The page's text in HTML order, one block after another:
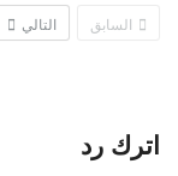
السابق التالي
اترك رد